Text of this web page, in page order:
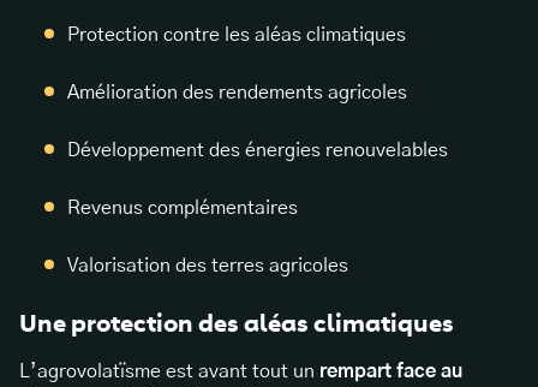
Protection contre les aléas climatiques
Amélioration des rendements agricoles
Développement des énergies renouvelables
Revenus complémentaires
Valorisation des terres agricoles
Une protection des aléas climatiques
L’agrovolatïsme est avant tout un rempart face au